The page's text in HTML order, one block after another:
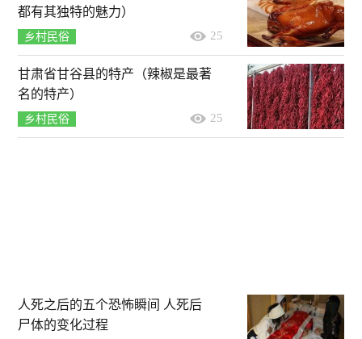
都有其独特的魅力）
乡村民俗 25
甘肃省甘谷县的特产（辣椒是最著
名的特产）
乡村民俗 25
人死之后的五个恐怖瞬间 人死后
尸体的变化过程